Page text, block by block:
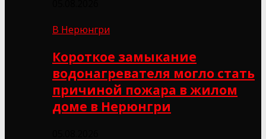
В Нерюнгри
Короткое замыкание
водонагревателя могло стать
причиной пожара в жилом
доме в Нерюнгри